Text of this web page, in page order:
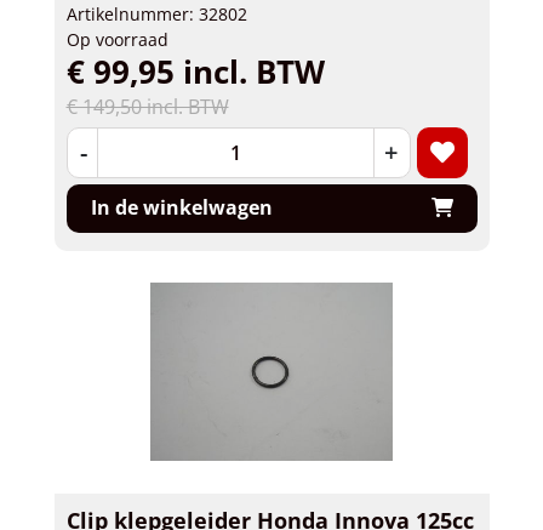
Artikelnummer: 32802
Op voorraad
€ 149,50 incl. BTW
€ 99,95 incl. BTW
- +
In de winkelwagen
Clip klepgeleider Honda Innova 125cc